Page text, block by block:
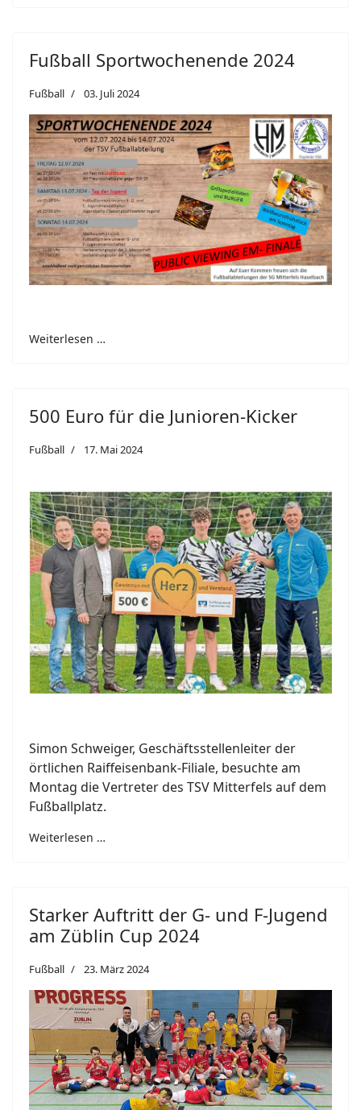
Fußball Sportwochenende 2024
Fußball 03. Juli 2024
Weiterlesen …
500 Euro für die Junioren-Kicker
Fußball 17. Mai 2024
Simon Schweiger, Geschäftsstellenleiter der
örtlichen Raiffeisenbank-Filiale, besuchte am
Montag die Vertreter des TSV Mitterfels auf dem
Fußballplatz.
Weiterlesen …
Starker Auftritt der G- und F-Jugend
am Züblin Cup 2024
Fußball 23. März 2024